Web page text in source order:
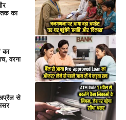
का
का
वरना
से